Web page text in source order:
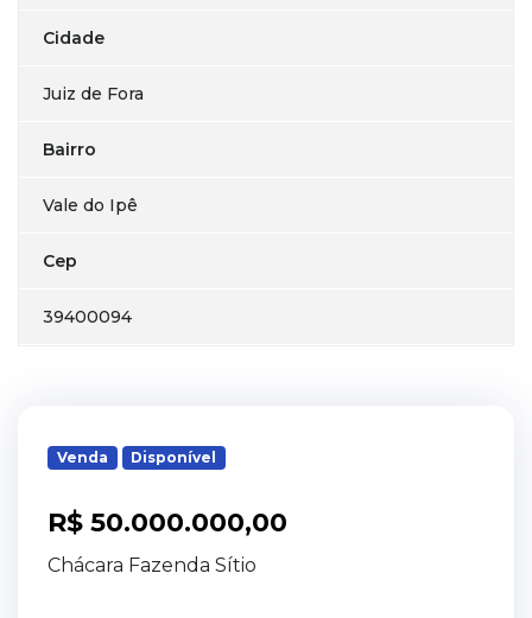
Cidade
Juiz de Fora
Bairro
Vale do Ipê
Cep
39400094
Venda Disponível
R$ 50.000.000,00
Chácara Fazenda Sítio